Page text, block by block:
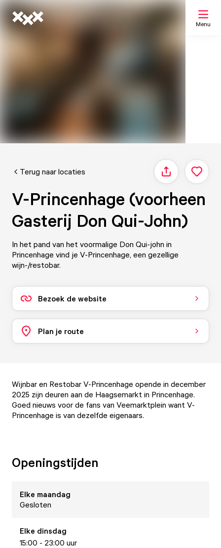
Menu
Terug naar locaties Delen
V-Princenhage (voorheen
Gasterij Don Qui-John)
In het pand van het voormalige Don Qui-john in
Princenhage vind je V-Princenhage, een gezellige
wijn-/restobar.
Bezoek de website
Plan je route
Wijnbar en Restobar V-Princenhage opende in december
2025 zijn deuren aan de Haagsemarkt in Princenhage.
Goed nieuws voor de fans van Veemarktplein want V-
Princenhage is van dezelfde eigenaars.
Openingstijden
Elke maandag
Gesloten
Elke dinsdag
15:00 - 23:00 uur